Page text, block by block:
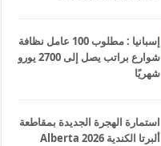
إسبانيا : مطلوب 100 عامل نظافة
شوارع براتب يصل إلى 2700 يورو
شهريًا
استمارة الهجرة الجديدة بمقاطعة
ألبرتا الكندية Alberta 2026